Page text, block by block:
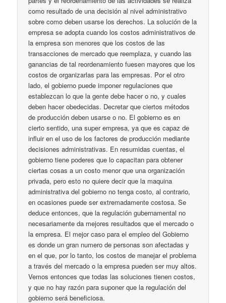
como resultado de una decisión al nivel administrativo
sobre como deben usarse los derechos. La solución de la
empresa se adopta cuando los costos administrativos de
la empresa son menores que los costos de las
transacciones de mercado que reemplaza, y cuando las
ganancias de tal reordenamiento fuesen mayores que los
costos de organizarlas para las empresas. Por el otro
lado, el gobierno puede imponer regulaciones que
establezcan lo que la gente debe hacer o no, y cuales
deben hacer obedecidas. Decretar que ciertos métodos
de producción deben usarse o no. El gobierno es en
cierto sentido, una super empresa, ya que es capaz de
influir en el uso de los factores de producción mediante
decisiones administrativas. En resumidas cuentas, el
gobierno tiene poderes que lo capacitan para obtener
ciertas cosas a un costo menor que una organización
privada, pero esto no quiere decir que la maquina
administrativa del gobierno no tenga costo, al contrario,
en ocasiones puede ser extremadamente costosa. Se
deduce entonces, que la regulación gubernamental no
necesariamente da mejores resultados que el mercado o
la empresa. El mejor caso para el empleo del Gobierno
es donde un gran numero de personas son afectadas y
en el que, por lo tanto, los costos de manejar el problema
a través del mercado o la empresa pueden ser muy altos.
Vemos entonces que todas las soluciones tienen costos,
y que no hay razón para suponer que la regulación del
gobierno será beneficiosa.